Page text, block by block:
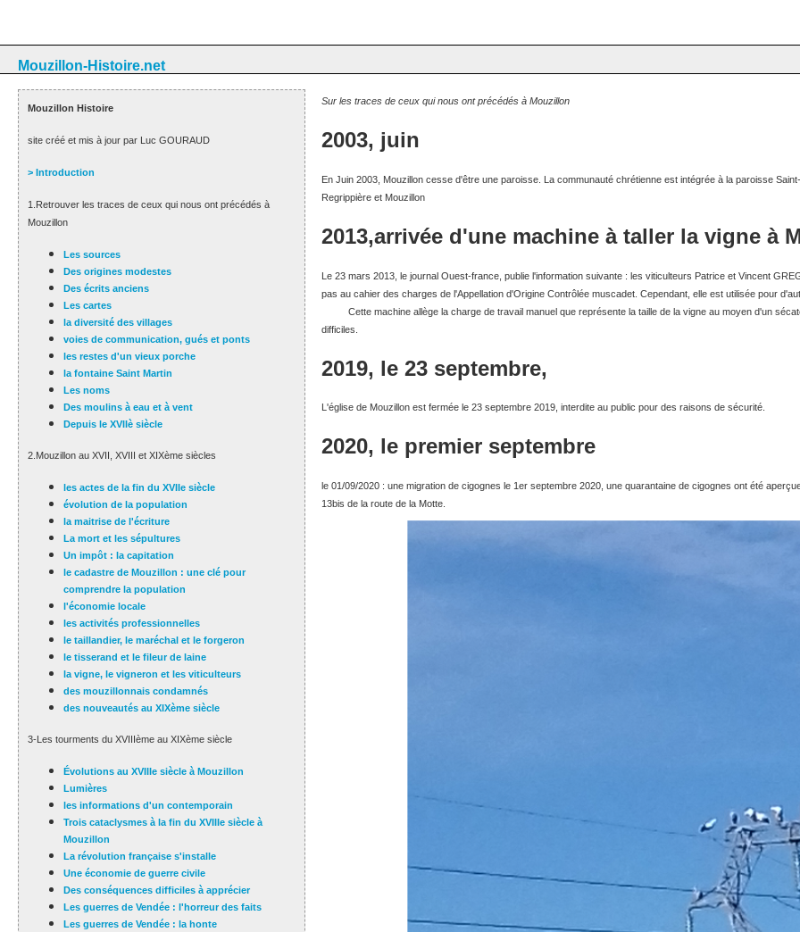
Mouzillon-Histoire.net
Mouzillon Histoire
site créé et mis à jour par Luc GOURAUD
> Introduction
1.Retrouver les traces de ceux qui nous ont précédés à
Mouzillon
Les sources
Des origines modestes
Des écrits anciens
Les cartes
la diversité des villages
voies de communication, gués et ponts
les restes d'un vieux porche
la fontaine Saint Martin
Les noms
Des moulins à eau et à vent
Depuis le XVIIè siècle
2.Mouzillon au XVII, XVIII et XIXème siècles
les actes de la fin du XVIIe siècle
évolution de la population
la maitrise de l'écriture
La mort et les sépultures
Un impôt : la capitation
le cadastre de Mouzillon : une clé pour
comprendre la population
l'économie locale
les activités professionnelles
le taillandier, le maréchal et le forgeron
le tisserand et le fileur de laine
la vigne, le vigneron et les viticulteurs
des mouzillonnais condamnés
des nouveautés au XIXème siècle
3-Les tourments du XVIIIème au XIXème siècle
Évolutions au XVIIIe siècle à Mouzillon
Lumières
les informations d'un contemporain
Trois cataclysmes à la fin du XVIIIe siècle à
Mouzillon
La révolution française s'installe
Une économie de guerre civile
Des conséquences difficiles à apprécier
Les guerres de Vendée : l'horreur des faits
Les guerres de Vendée : la honte
Sur les traces de ceux qui nous ont précédés à Mouzillon
2003, juin
En Juin 2003, Mouzillon cesse d'être une paroisse. La communauté chrétienne est intégrée à la paroisse
Regrippière et Mouzillon
2013,arrivée d'une machine à taller la vigne à
Le 23 mars 2013, le journal Ouest-france, publie l'information suivante : les viticulteurs Patrice et Vincent
pas au cahier des charges de l'Appellation d'Origine Contrôlée muscadet. Cependant, elle est utilisée pour
Cette machine allège la charge de travail manuel que représente la taille de la vigne au moyen d'un
difficiles.
2019, le 23 septembre,
L'église de Mouzillon est fermée le 23 septembre 2019, interdite au public pour des raisons de sécurité.
2020, le premier septembre
le 01/09/2020 : une migration de cigognes le 1er septembre 2020, une quarantaine de cigognes ont été
13bis de la route de la Motte.